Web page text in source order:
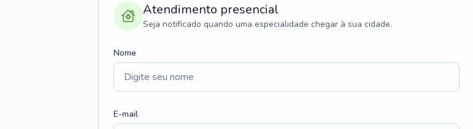
Atendimento presencial
Seja notificado quando uma especialidade chegar à sua cidade.
Nome
E-mail